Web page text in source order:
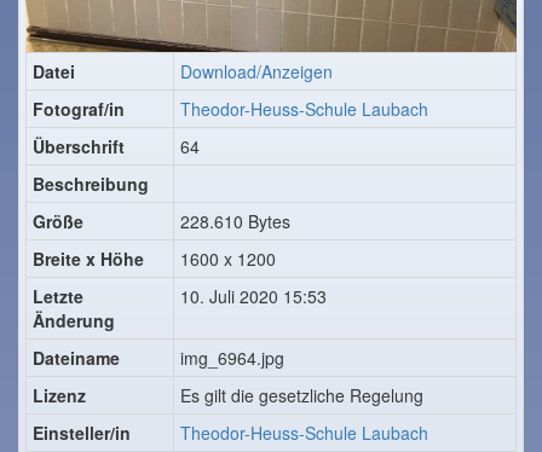
Datei
Download/Anzeigen
Fotograf/in
Theodor-Heuss-Schule Laubach
Überschrift
64
Beschreibung
Größe
228.610 Bytes
Breite x Höhe
1600 x 1200
Letzte
Änderung
10. Juli 2020 15:53
Dateiname
img_6964.jpg
Lizenz
Es gilt die gesetzliche Regelung
Einsteller/in
Theodor-Heuss-Schule Laubach